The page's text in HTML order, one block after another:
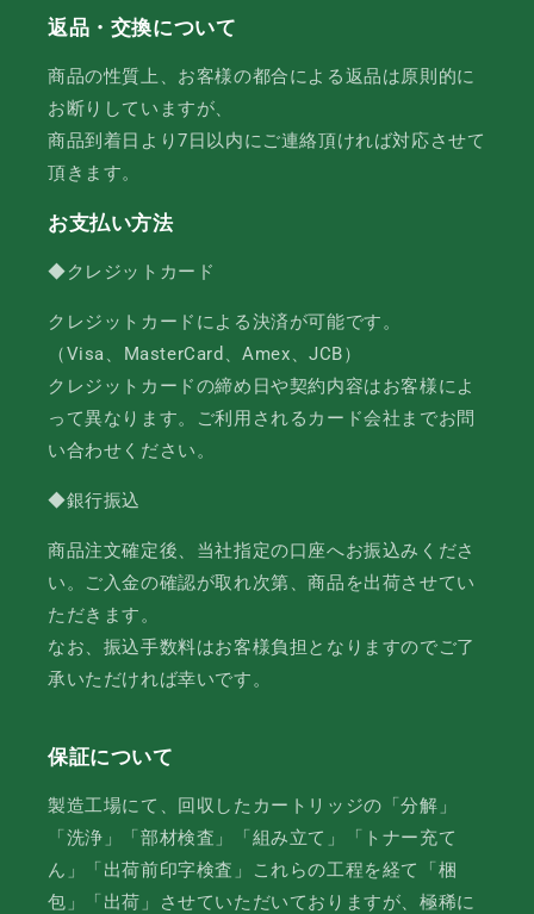
返品・交換について
商品の性質上、お客様の都合による返品は原則的に
お断りしていますが、
商品到着日より7日以内にご連絡頂ければ対応させて
頂きます。
お支払い方法
◆クレジットカード
クレジットカードによる決済が可能です。
（Visa、MasterCard、Amex、JCB）
クレジットカードの締め日や契約内容はお客様によ
って異なります。ご利用されるカード会社までお問
い合わせください。
◆銀行振込
商品注文確定後、当社指定の口座へお振込みくださ
い。ご入金の確認が取れ次第、商品を出荷させてい
ただきます。
なお、振込手数料はお客様負担となりますのでご了
承いただければ幸いです。
保証について
製造工場にて、回収したカートリッジの「分解」
「洗浄」「部材検査」「組み立て」「トナー充て
ん」「出荷前印字検査」これらの工程を経て「梱
包」「出荷」させていただいておりますが、極稀に